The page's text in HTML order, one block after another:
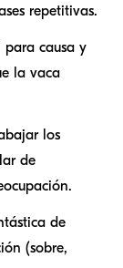
repetitivas.
para causa y
la vaca
los
de
de
(sobre,